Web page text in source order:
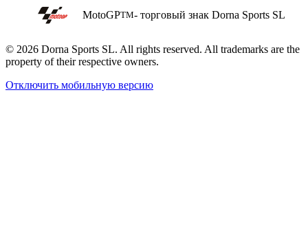
MotoGPTM- торговый знак Dorna Sports SL
© 2026 Dorna Sports SL. All rights reserved. All trademarks are the
property of their respective owners.
Отключить мобильную версию